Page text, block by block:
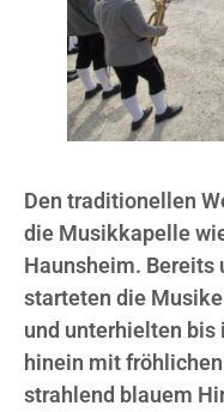
Den traditionellen
die Musikkapelle
Haunsheim. Bereits
starteten die
und unterhielten bis
hinein mit
strahlend blauem